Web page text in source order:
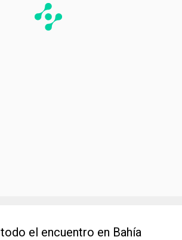
el encuentro en Bahía